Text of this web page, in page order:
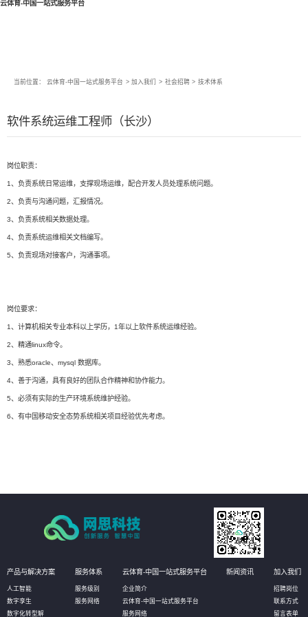
云体育-中国一站式服务平台
当前位置： 云体育-中国一站式服务平台 > 加入我们 > 社会招聘 > 技术体系
软件系统运维工程师（长沙）
岗位职责：
1、负责系统日常运维，支撑现场运维，配合开发人员处理系统问题。
2、负责与沟通问题，汇报情况。
3、负责系统相关数据处理。
4、负责系统运维相关文档编写。
5、负责现场对接客户，沟通事项。
岗位要求：
1、计算机相关专业本科以上学历，1年以上软件系统运维经验。
2、精通linux命令。
3、熟悉oracle、mysql 数据库。
4、善于沟通，具有良好的团队合作精神和协作能力。
5、必须有实际的生产环境系统维护经验。
6、有中国移动安全态势系统相关项目经验优先考虑。
产品与解决方案
人工智能
数字孪生
数字化转型解
服务体系
服务级别
服务网络
云体育-中国一站式服务平台
企业简介
云体育-中国一站式服务平台
服务网络
新闻资讯 加入我们
招聘岗位
联系方式
留言表单